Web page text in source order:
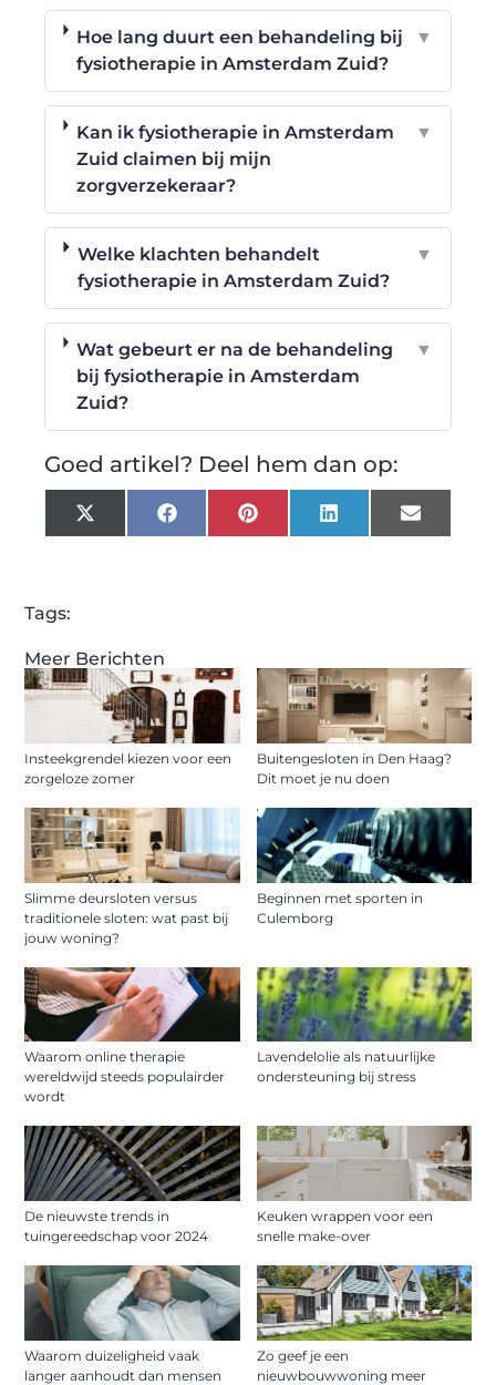
Meer Berichten
Insteekgrendel kiezen voor een
zorgeloze zomer
Buitengesloten in Den Haag?
Dit moet je nu doen
Slimme deursloten versus
traditionele sloten: wat past bij
jouw woning?
Beginnen met sporten in
Culemborg
Waarom online therapie
wereldwijd steeds populairder
wordt
Lavendelolie als natuurlijke
ondersteuning bij stress
De nieuwste trends in
tuingereedschap voor 2024
Keuken wrappen voor een
snelle make-over
Waarom duizeligheid vaak
langer aanhoudt dan mensen
Zo geef je een
nieuwbouwwoning meer
Hoe lang duurt een behandeling bij
fysiotherapie in Amsterdam Zuid?
▼
Kan ik fysiotherapie in Amsterdam
Zuid claimen bij mijn
zorgverzekeraar?
▼
Welke klachten behandelt
fysiotherapie in Amsterdam Zuid?
▼
Wat gebeurt er na de behandeling
bij fysiotherapie in Amsterdam
Zuid?
▼
Goed artikel? Deel hem dan op:
X
(Twitter)
FacebookPinterestLinkedInEmail
Tags: